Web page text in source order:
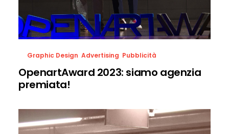
Graphic Design Advertising Pubblicità
OpenartAward 2023: siamo agenzia
premiata!